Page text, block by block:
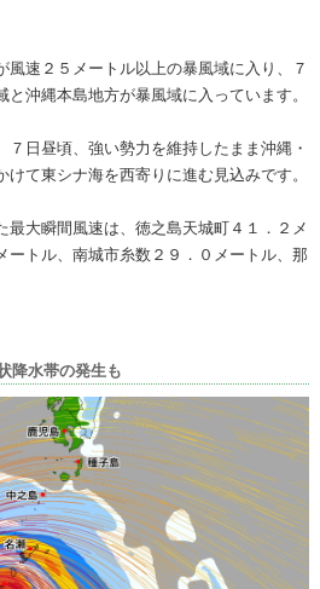
風速２５メートル以上の暴風域に入り、７
沖縄本島地方が暴風域に入っています。
日昼頃、強い勢力を維持したまま沖縄・
て東シナ海を西寄りに進む見込みです。
最大瞬間風速は、徳之島天城町４１．２メ
ートル、南城市糸数２９．０メートル、那
状降水帯の発生も